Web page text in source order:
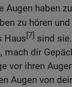
Augen haben
zu hören
Haus[7] sind sie.
mach dir
vor ihren
Augen von